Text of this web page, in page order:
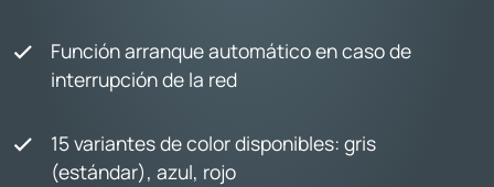
Función arranque automático en caso de
interrupción de la red
15 variantes de color disponibles: gris
(estándar), azul, rojo